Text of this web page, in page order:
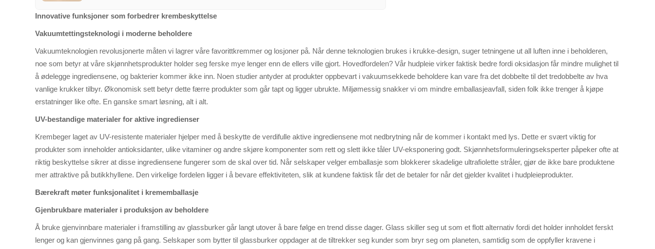
Innovative funksjoner som forbedrer krembeskyttelse
Vakuumtettingsteknologi i moderne beholdere
Vakuumteknologien revolusjonerte måten vi lagrer våre favorittkremmer og losjoner på. Når denne teknologien brukes i krukke-design, suger tetningene ut all luften inne i beholderen,
noe som betyr at våre skjønnhetsprodukter holder seg ferske mye lenger enn de ellers ville gjort. Hovedfordelen? Vår hudpleie virker faktisk bedre fordi oksidasjon får mindre mulighet til
å ødelegge ingrediensene, og bakterier kommer ikke inn. Noen studier antyder at produkter oppbevart i vakuumsekkede beholdere kan vare fra det dobbelte til det tredobbelte av hva
vanlige krukker tilbyr. Økonomisk sett betyr dette færre produkter som går tapt og ligger ubrukte. Miljømessig snakker vi om mindre emballasjeavfall, siden folk ikke trenger å kjøpe
erstatninger like ofte. En ganske smart løsning, alt i alt.
UV-bestandige materialer for aktive ingredienser
Krembeger laget av UV-resistente materialer hjelper med å beskytte de verdifulle aktive ingrediensene mot nedbrytning når de kommer i kontakt med lys. Dette er svært viktig for
produkter som inneholder antioksidanter, ulike vitaminer og andre skjøre komponenter som rett og slett ikke tåler UV-eksponering godt. Skjønnhetsformuleringseksperter påpeker ofte at
riktig beskyttelse sikrer at disse ingrediensene fungerer som de skal over tid. Når selskaper velger emballasje som blokkerer skadelige ultrafiolette stråler, gjør de ikke bare produktene
mer attraktive på butikkhyllene. Den virkelige fordelen ligger i å bevare effektiviteten, slik at kundene faktisk får det de betaler for når det gjelder kvalitet i hudpleieprodukter.
Bærekraft møter funksjonalitet i krememballasje
Gjenbrukbare materialer i produksjon av beholdere
Å bruke gjenvinnbare materialer i framstilling av glassburker går langt utover å bare følge en trend disse dager. Glass skiller seg ut som et flott alternativ fordi det holder innholdet ferskt
lenger og kan gjenvinnes gang på gang. Selskaper som bytter til glassburker oppdager at de tiltrekker seg kunder som bryr seg om planeten, samtidig som de oppfyller kravene i